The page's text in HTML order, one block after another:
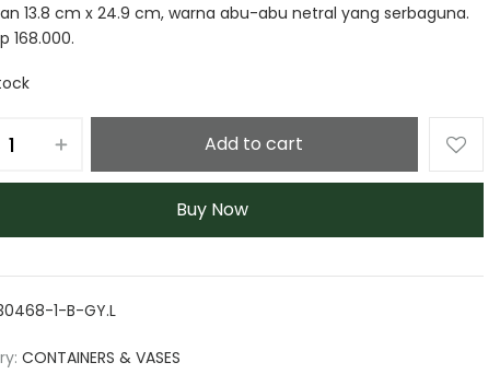
13.8 cm x 24.9 cm, warna abu-abu netral yang serbaguna.
168.000.
Add to cart
Buy Now
1-B-GY.L
CONTAINERS & VASES